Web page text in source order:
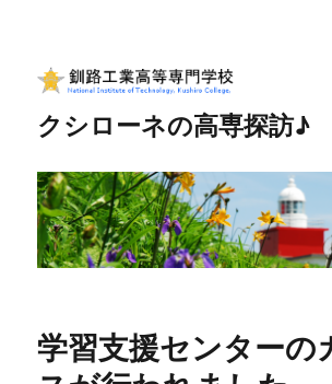
クシローネの高専探訪♪
学習支援センターの